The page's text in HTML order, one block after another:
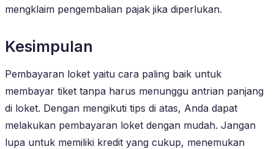
mengklaim pengembalian pajak jika diperlukan.
Kesimpulan
Pembayaran loket yaitu cara paling baik untuk
membayar tiket tanpa harus menunggu antrian panjang
di loket. Dengan mengikuti tips di atas, Anda dapat
melakukan pembayaran loket dengan mudah. Jangan
lupa untuk memiliki kredit yang cukup, menemukan